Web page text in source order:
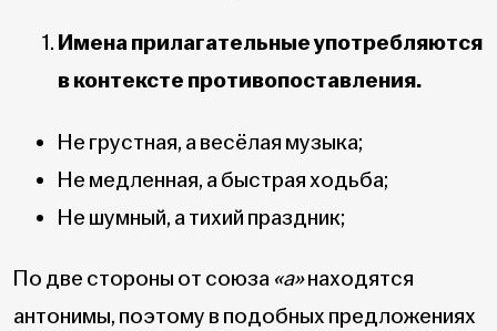
Имена прилагательные употребляются
в контексте противопоставления.
Не грустная, а весёлая музыка;
Не медленная, а быстрая ходьба;
Не шумный, а тихий праздник;
По две стороны от союза «а»находятся
антонимы, поэтому в подобных предложениях